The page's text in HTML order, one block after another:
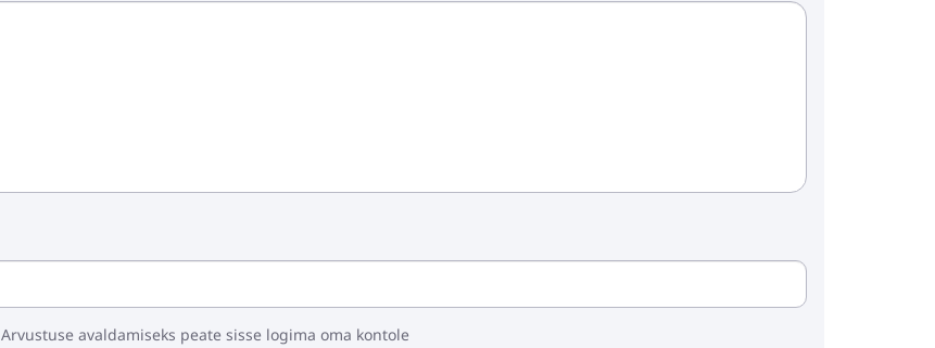
Arvustuse avaldamiseks peate sisse logima oma kontole